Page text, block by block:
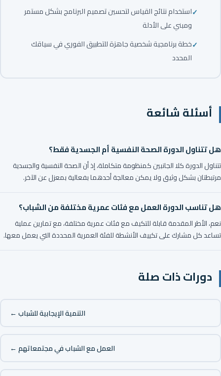
استخدام نتائج القياس لتحسين تصميم البرنامج بشكل مستمر
ومبني على الأدلة
خطة برنامجية شخصية جاهزة للتطبيق الفوري في سياقك
المحدد
أسئلة شائعة
هل تتناول الدورة الصحة النفسية أم الجسدية فقط؟
تتناول الدورة كلا الجانبين كمنظومة متكاملة، إذ أن الصحة النفسية والجسدية
مرتبطتان بشكل وثيق ولا يمكن معالجة أحدهما بفعالية بمعزل عن الآخر.
هل تناسب الدورة العمل مع فئات عمرية مختلفة من الشباب؟
نعم، الأطر المقدمة قابلة للتكيف مع فئات عمرية مختلفة، مع تمارين عملية
تساعد كل مشارك على تكييف الأنشطة للفئة العمرية المحددة التي يعمل معها.
دورات ذات صلة
التنمية الإيجابية للشباب ←
العمل مع الشباب في مجتمعاتهم ←